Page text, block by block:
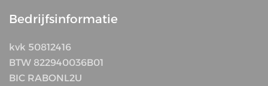
Bedrijfsinformatie
kvk 50812416
BTW 822940036B01
BIC RABONL2U